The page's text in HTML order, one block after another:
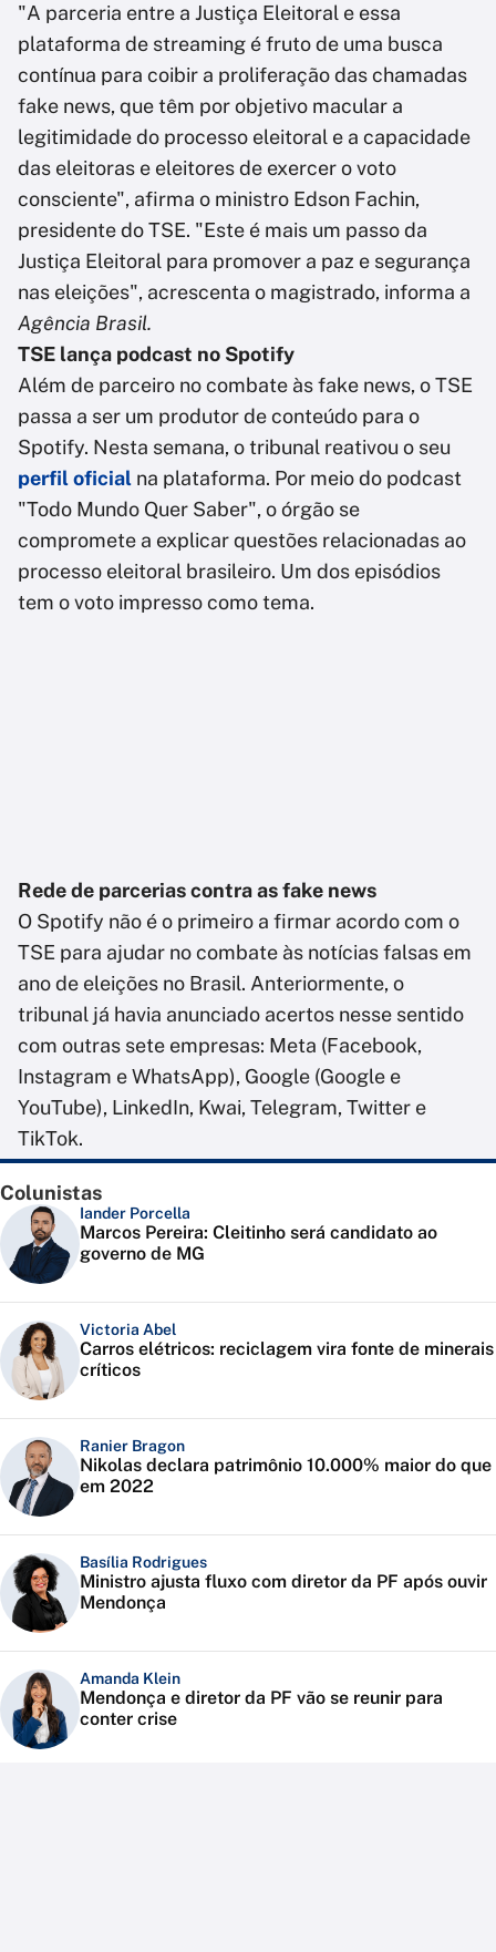
"A parceria entre a Justiça Eleitoral e essa
plataforma de streaming é fruto de uma busca
contínua para coibir a proliferação das chamadas
fake news, que têm por objetivo macular a
legitimidade do processo eleitoral e a capacidade
das eleitoras e eleitores de exercer o voto
consciente", afirma o ministro Edson Fachin,
presidente do TSE. "Este é mais um passo da
Justiça Eleitoral para promover a paz e segurança
nas eleições", acrescenta o magistrado, informa a
Agência Brasil.
TSE lança podcast no Spotify
Além de parceiro no combate às fake news, o TSE
passa a ser um produtor de conteúdo para o
Spotify. Nesta semana, o tribunal reativou o seu
perfil oficial na plataforma. Por meio do podcast
"Todo Mundo Quer Saber", o órgão se
compromete a explicar questões relacionadas ao
processo eleitoral brasileiro. Um dos episódios
tem o voto impresso como tema.
Rede de parcerias contra as fake news
O Spotify não é o primeiro a firmar acordo com o
TSE para ajudar no combate às notícias falsas em
ano de eleições no Brasil. Anteriormente, o
tribunal já havia anunciado acertos nesse sentido
com outras sete empresas: Meta (Facebook,
Instagram e WhatsApp), Google (Google e
YouTube), LinkedIn, Kwai, Telegram, Twitter e
TikTok.
Colunistas
Iander Porcella
Marcos Pereira: Cleitinho será candidato ao
governo de MG
Victoria Abel
Carros elétricos: reciclagem vira fonte de minerais
críticos
Ranier Bragon
Nikolas declara patrimônio 10.000% maior do que
em 2022
Basília Rodrigues
Ministro ajusta fluxo com diretor da PF após ouvir
Mendonça
Amanda Klein
Mendonça e diretor da PF vão se reunir para
conter crise